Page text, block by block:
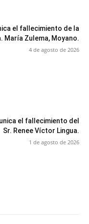
el fallecimiento de la
María Zulema, Moyano.
4 de agosto de 2026
el fallecimiento del
Sr. Renee Víctor Lingua.
1 de agosto de 2026